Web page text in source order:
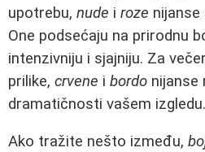
upotrebu, nude i roze nijanse
One podsećaju na prirodnu
intenzivniju i sjajniju. Za
prilike, crvene i bordo nijanse
dramatičnosti vašem izgledu.
Ako tražite nešto između,